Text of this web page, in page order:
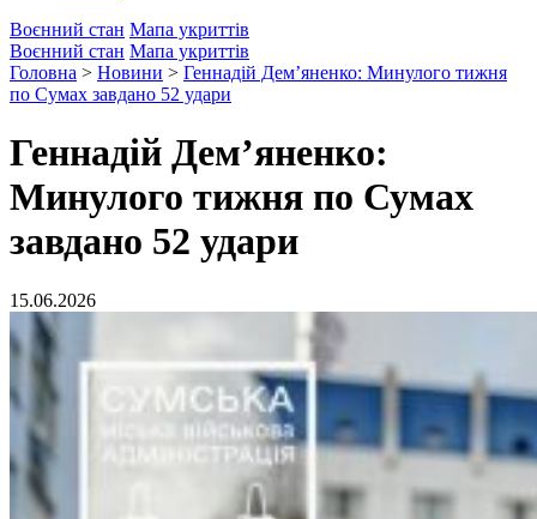
Воєнний стан Мапа укриттів
Воєнний стан Мапа укриттів
Головна > Новини > Геннадій Дем’яненко: Минулого тижня
по Сумах завдано 52 удари
Геннадій Дем’яненко:
Минулого тижня по Сумах
завдано 52 удари
15.06.2026